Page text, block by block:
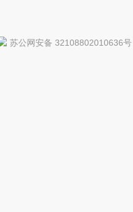
苏公网安备 32108802010636号